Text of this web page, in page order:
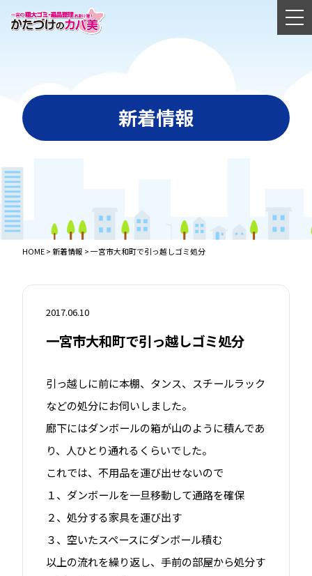
新着情報
HOME>新着情報 >一宮市大和町で引っ越しゴミ処分
2017.06.10
一宮市大和町で引っ越しゴミ処分
引っ越しに前に本棚、タンス、スチールラック
などの処分にお伺いしました。
廊下にはダンボールの箱が山のように積んであ
り、人ひとり通れるくらいでした。
これでは、不用品を運び出せないので
１、ダンボールを一旦移動して通路を確保
２、処分する家具を運び出す
３、空いたスペースにダンボール積む
以上の流れを繰り返し、手前の部屋から処分す